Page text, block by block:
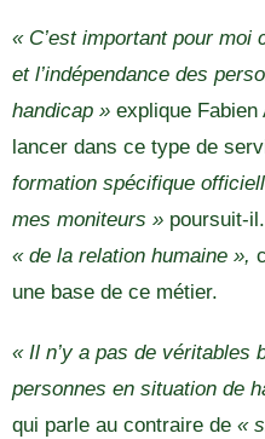
« C’est important pour
et l’indépendance des
handicap » explique Fabien
lancer dans ce type de
formation spécifique
mes moniteurs » poursuit-
« de la relation humaine »,
une base de ce métier.
« Il n’y a pas de véritables
personnes en situation de
qui parle au contraire de «